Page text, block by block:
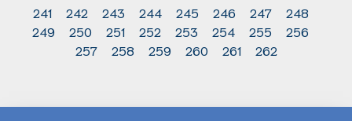
241
242 243 244 245 246 247
248
249
250 251 252 253 254 255
256
257
258 259 260 261 262